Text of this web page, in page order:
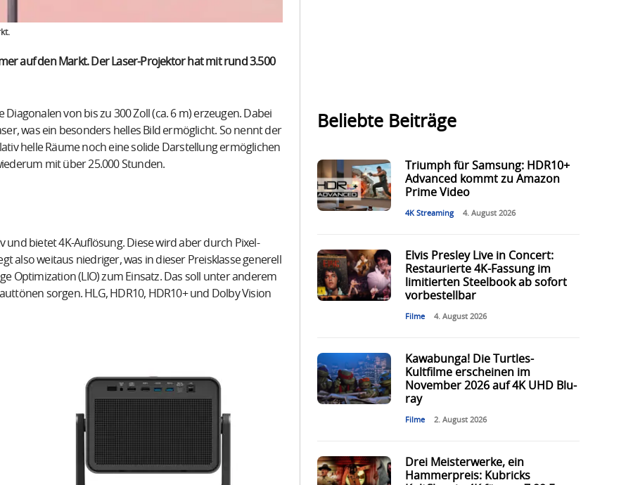
auf den Markt. Der Laser-Projektor hat mit rund 3.500
von bis zu 300 Zoll (ca. 6 m) erzeugen. Dabei
was ein besonders helles Bild ermöglicht. So nennt der
helle Räume noch eine solide Darstellung ermöglichen
mit über 25.000 Stunden.
bietet 4K-Auflösung. Diese wird aber durch Pixel-
also weitaus niedriger, was in dieser Preisklasse generell
Optimization (LIO) zum Einsatz. Das soll unter anderem
sorgen. HLG, HDR10, HDR10+ und Dolby Vision
Beliebte Beiträge
Triumph für Samsung: HDR10+
Advanced kommt zu Amazon
Prime Video
4K Streaming 4. August 2026
Elvis Presley Live in Concert:
Restaurierte 4K-Fassung im
limitierten Steelbook ab sofort
vorbestellbar
Filme 4. August 2026
Kawabunga! Die Turtles-
Kultfilme erscheinen im
November 2026 auf 4K UHD Blu-
ray
Filme 2. August 2026
Drei Meisterwerke, ein
Hammerpreis: Kubricks